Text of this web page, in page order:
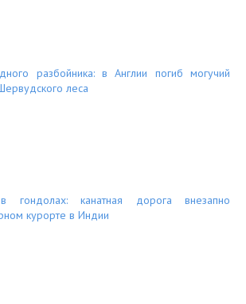
разбойника: в Англии погиб могучий
леса
гондолах: канатная дорога внезапно
курорте в Индии